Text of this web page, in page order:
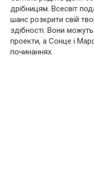
дрібницям. Всесвіт
шанс розкрити свій
здібності. Вони
проекти, а Сонце і
починаннях.